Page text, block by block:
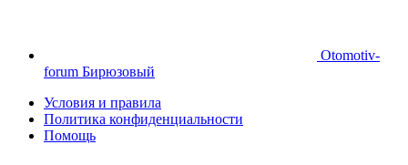
Otomotiv-
forum Бирюзовый
Условия и правила
Политика конфиденциальности
Помощь